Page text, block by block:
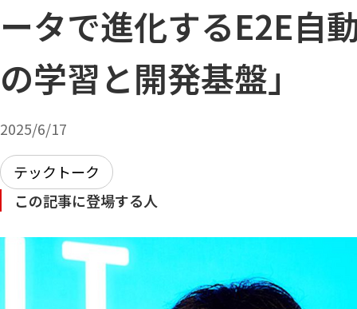
ータで進化するE2E自
の学習と開発基盤」
2025/6/17
テックトーク
この記事に登場する人